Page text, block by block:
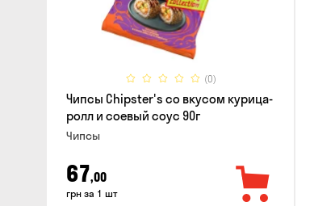
(0)
Чипсы Chipster's со вкусом курица-
ролл и соевый соус 90г
Чипсы
67,00
грн за 1 шт